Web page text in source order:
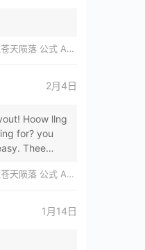
式 ARTWORKS[DL]
2月4日
Hoow llng
for? you
Thee
式 ARTWORKS[DL]
1月14日